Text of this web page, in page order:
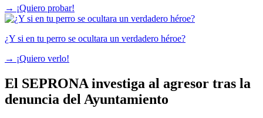
→ ¡Quiero probar!
¿Y si en tu perro se ocultara un verdadero héroe?
→ ¡Quiero verlo!
El SEPRONA investiga al agresor tras la
denuncia del Ayuntamiento